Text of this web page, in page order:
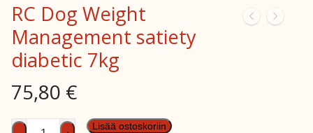
RC Dog Weight
Management satiety
diabetic 7kg
75,80 €
RC
Lisää ostoskoriin